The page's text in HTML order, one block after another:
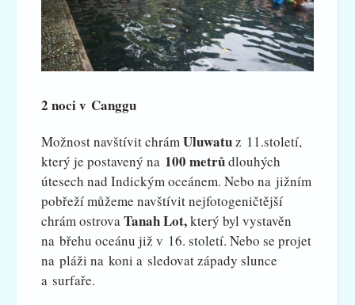
2 noci v Canggu
Možnost navštívit chrámUluwatuz 11.století,
který je postavený na 100 metrůdlouhých
útesech nad Indickým oceánem. Nebo na jižním
pobřeží můžeme navštívit nejfotogeničtější
chrám ostrovaTanah Lot,který byl vystavěn
na břehu oceánu již v 16. století. Nebo se projet
na pláži na koni a sledovat západy slunce
a surfaře.